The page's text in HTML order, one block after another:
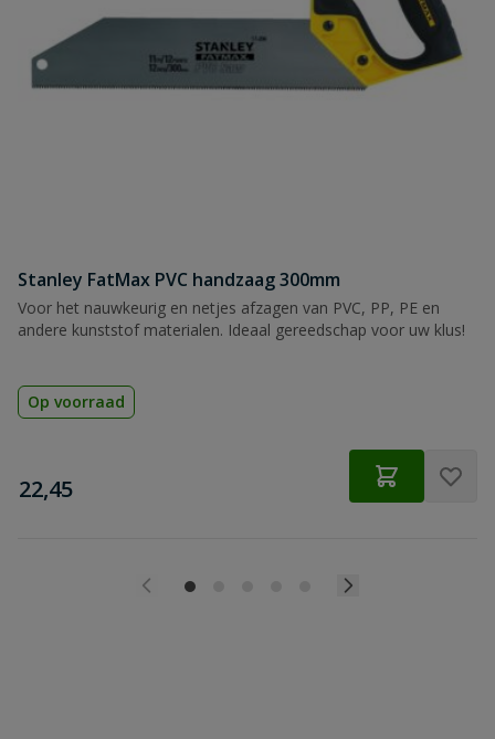
Stanley FatMax PVC handzaag 300mm
Voor het nauwkeurig en netjes afzagen van PVC, PP, PE en
andere kunststof materialen. Ideaal gereedschap voor uw klus!
Op voorraad
€
22,45